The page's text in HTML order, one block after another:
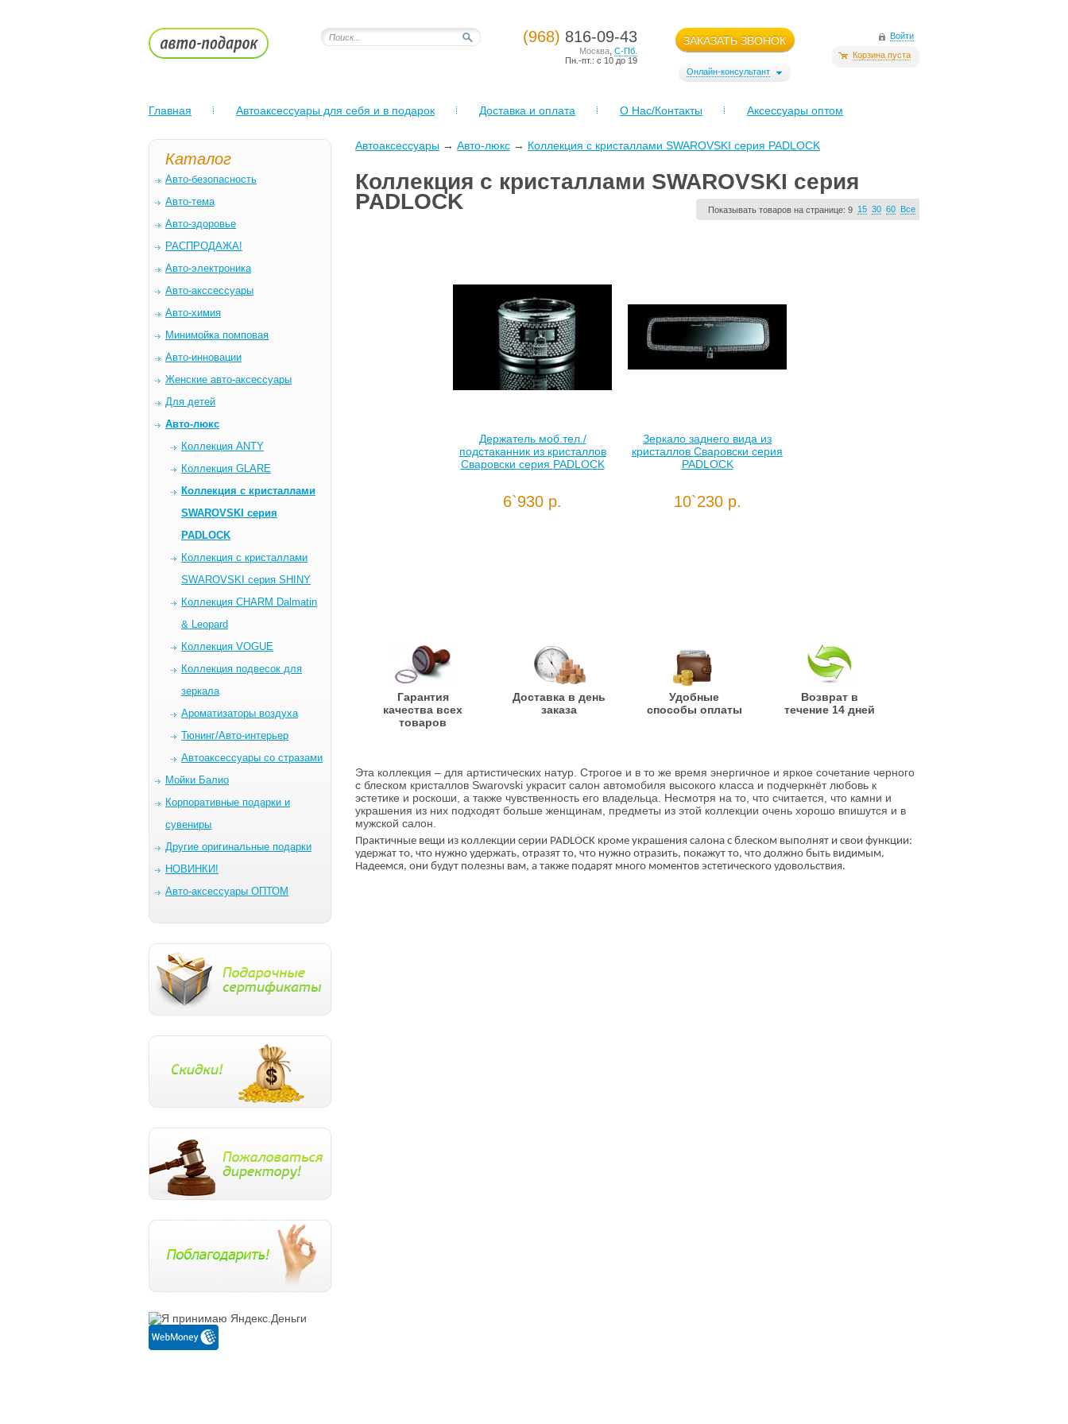
(968) 816-09-43
Москва С-Пб.
Пн.-пт.: с 10 до 19
ЗАКАЗАТЬ ЗВОНОК
Онлайн-консультант
Войти
Корзина пуста
Главная Автоаксессуары для себя и в подарок Доставка и оплата О Нас/Контакты Аксессуары оптом
Каталог
Авто-безопасность
Авто-тема
Авто-здоровье
РАСПРОДАЖА!
Авто-электроника
Авто-акссессуары
Авто-химия
Минимойка помповая
Авто-инновации
Женские авто-аксессуары
Для детей
Авто-люкс
Коллекция ANTY
Коллекция GLARE
Коллекция c кристаллами
SWAROVSKI серия
PADLOCK
Коллекция c кристаллами
SWAROVSKI серия SHINY
Коллекция CHARM Dalmatin
& Leopard
Коллекция VOGUE
Коллекция подвесок для
зеркала
Ароматизаторы воздуха
Тюнинг/Авто-интерьер
Автоаксессуары со стразами
Мойки Балио
Корпоративные подарки и
сувениры
Другие оригинальные подарки
НОВИНКИ!
Авто-аксессуары ОПТОМ
Автоаксессуары → Авто-люкс → Коллекция c кристаллами SWAROVSKI серия PADLOCK
Коллекция c кристаллами SWAROVSKI серия
PADLOCK
Показывать товаров на странице: 9 15 30 60 Все
Держатель моб.тел./
подстаканник из кристаллов
Сваровски серия PADLOCK
6`930 р.
Зеркало заднего вида из
кристаллов Сваровски серия
PADLOCK
10`230 р.
Гарантия
качества всех
товаров
Доставка в день
заказа
Удобные
способы оплаты
Возврат в
течение 14 дней
Эта коллекция – для артистических натур. Строгое и в то же время энергичное и яркое сочетание черного
с блеском кристаллов Swarovski украсит салон автомобиля высокого класса и подчеркнёт любовь к
эстетике и роскоши, а также чувственность его владельца. Несмотря на то, что считается, что камни и
украшения из них подходят больше женщинам, предметы из этой коллекции очень хорошо впишутся и в
мужской салон.
Практичные вещи из коллекции серии PADLOCK кроме украшения салона с блеском выполнят и свои функции:
удержат то, что нужно удержать, отразят то, что нужно отразить, покажут то, что должно быть видимым.
Надеемся, они будут полезны вам, а также подарят много моментов эстетического удовольствия.